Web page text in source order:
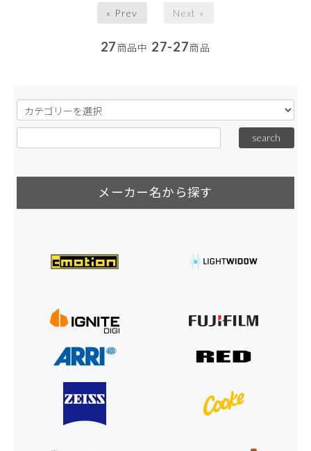
« Prev Next »
27商品中 27-27商品
メーカー名から探す